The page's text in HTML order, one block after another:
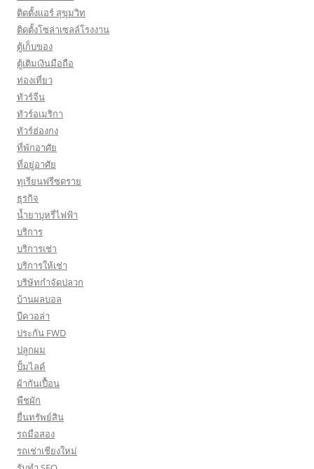
ติดตั้งเเอร์ สุขุมวิท
ติดตั้งโซล่าเซลล์โรงงาน
ตู้เก็บของ
ตู้เติมเงินมือถือ
ท่องเที่ยว
ทัวร์จีน
ทัวร์อเมริกา
ทัวร์ฮ่องกง
ที่พักอาศัย
ที่อยู่อาศัย
ทุเรียนฟรีซดราย
ธุรกิจ
น้ำยาบุหรี่ไฟฟ้า
บริการ
บริการเช่า
บริการให้เช่า
บริษัทกำจัดปลวก
บ้านผลบอล
บีควอล่า
ประกัน FWD
ปลูกผม
ปั้มไลค์
ผ้ากันเปื้อน
พืชผัก
ยื่นทรัพย์สิน
รถมือสอง
รถเช่าเชียงใหม่